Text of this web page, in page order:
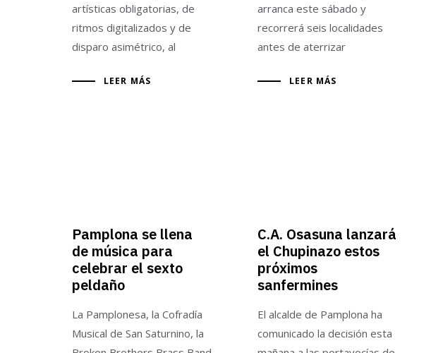
artísticas obligatorias, de
ritmos digitalizados y de
disparo asimétrico, al
LEER MÁS
arranca este sábado y
recorrerá seis localidades
antes de aterrizar
LEER MÁS
Pamplona se llena
de música para
celebrar el sexto
peldaño
La Pamplonesa, la Cofradía
Musical de San Saturnino, la
C.A. Osasuna lanzará
el Chupinazo estos
próximos
sanfermines
El alcalde de Pamplona ha
comunicado la decisión esta